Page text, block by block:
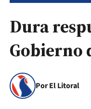
Dura
Gobierno
Por El Litoral